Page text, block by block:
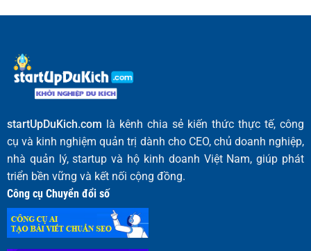
startUpDuKich.com là kênh chia sẻ kiến thức thực tế, công
cụ và kinh nghiệm quản trị dành cho CEO, chủ doanh nghiệp,
nhà quản lý, startup và hộ kinh doanh Việt Nam, giúp phát
triển bền vững và kết nối cộng đồng.
Công cụ Chuyển đổi số